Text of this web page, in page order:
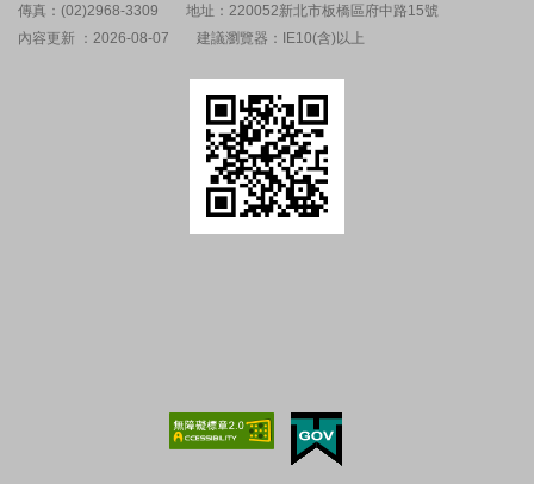
傳真：(02)2968-3309
地址：220052新北市板橋區府中路15號
內容更新 ：2026-08-07
建議瀏覽器：IE10(含)以上